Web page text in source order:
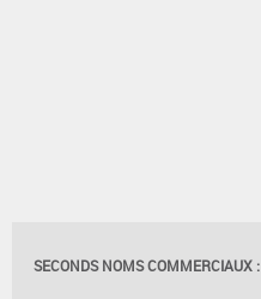
SECONDS NOMS COMMERCIAUX :